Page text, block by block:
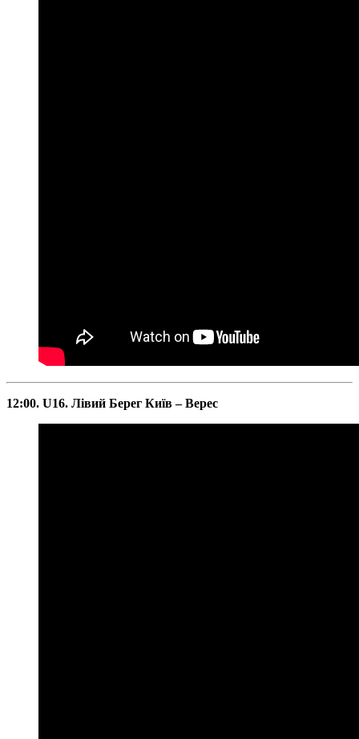
12:00. U16. Лівий Берег Київ – Верес